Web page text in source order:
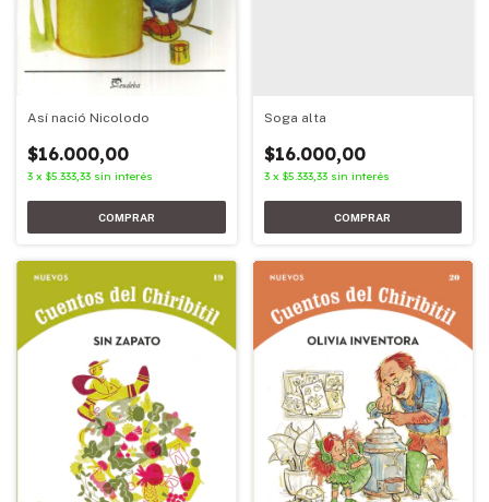
Así nació Nicolodo
$16.000,00
3 x $5.333,33 sin interés
Soga alta
$16.000,00
3 x $5.333,33 sin interés